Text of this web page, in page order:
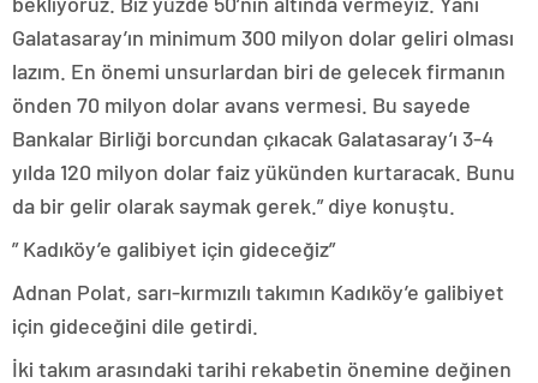
Galatasaray’ın minimum 300 milyon dolar geliri olması
lazım. En önemi unsurlardan biri de gelecek firmanın
önden 70 milyon dolar avans vermesi. Bu sayede
Bankalar Birliği borcundan çıkacak Galatasaray’ı 3-4
yılda 120 milyon dolar faiz yükünden kurtaracak. Bunu
da bir gelir olarak saymak gerek.” diye konuştu.
” Kadıköy’e galibiyet için gideceğiz”
Adnan Polat, sarı-kırmızılı takımın Kadıköy’e galibiyet
için gideceğini dile getirdi.
İki takım arasındaki tarihi rekabetin önemine değinen